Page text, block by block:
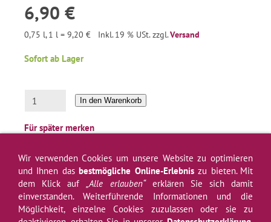
6,90 €
0,75 l, 1 l = 9,20 € Inkl. 19 % USt. zzgl.Versand
Sofort ab Lager
In den Warenkorb
Für später merken
ImpressumAGBWiderrufsrechtWiderrufsformularDatenschutz
Wir verwenden Cookies um unsere Website zu optimieren
und Ihnen dasbestmögliche Online-Erlebniszu bieten. Mit
dem Klick auf„Alle erlauben“erklären Sie sich damit
einverstanden. Weiterführende Informationen und die
Möglichkeit, einzelne Cookies zuzulassen oder sie zu